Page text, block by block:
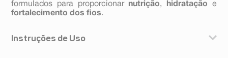
formulados para proporcionar nutrição, hidratação e
fortalecimento dos fios.
Instruções de Uso